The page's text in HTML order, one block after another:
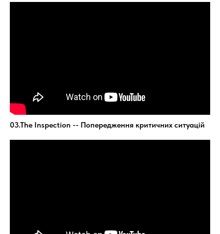
03.The Inspection -- Попередження критичних ситуацій